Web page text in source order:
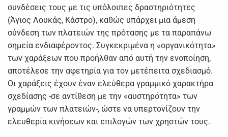
συνδέσεις τους με τις υπόλοιπες δραστηριότητες
(Άγιος Λουκάς, Κάστρο), καθώς υπάρχει μια άμεση
σύνδεση των πλατειών της πρότασης με τα παραπάνω
σημεία ενδιαφέροντος. Συγκεκριμένα η «οργανικότητα»
των χαράξεων που προήλθαν από αυτή την ενοποίηση,
αποτέλεσε την αφετηρία για τον μετέπειτα σχεδιασμό.
Οι χαράξεις έχουν έναν ελεύθερα γραμμικό χαρακτήρα
σχεδίασης -σε αντίθεση με την «αυστηρότητα» των
γραμμών των πλατειών-, ώστε να υπερτονίζουν την
ελευθερία κινήσεων και επιλογών των χρηστών τους.